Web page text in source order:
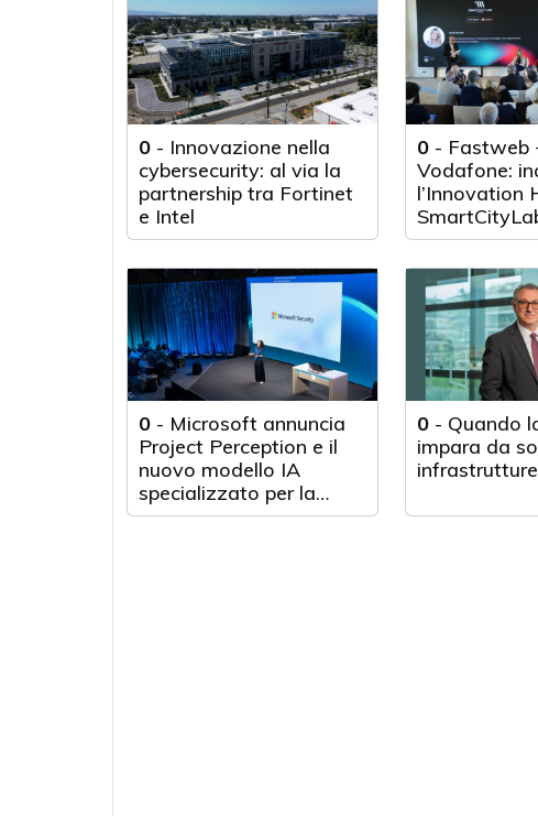
0 - Innovazione nella
cybersecurity: al via la
partnership tra Fortinet
e Intel
0- Fastweb
Vodafone:
l’Innovation
0 - Microsoft annuncia
Project Perception e il
nuovo modello IA
specializzato per la
cybersecurity
0- Quando
impara da